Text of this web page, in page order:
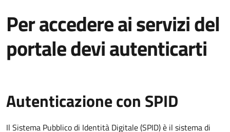
Per accedere ai servizi del
portale devi autenticarti
Autenticazione con SPID
Il Sistema Pubblico di Identità Digitale (SPID) è il sistema di